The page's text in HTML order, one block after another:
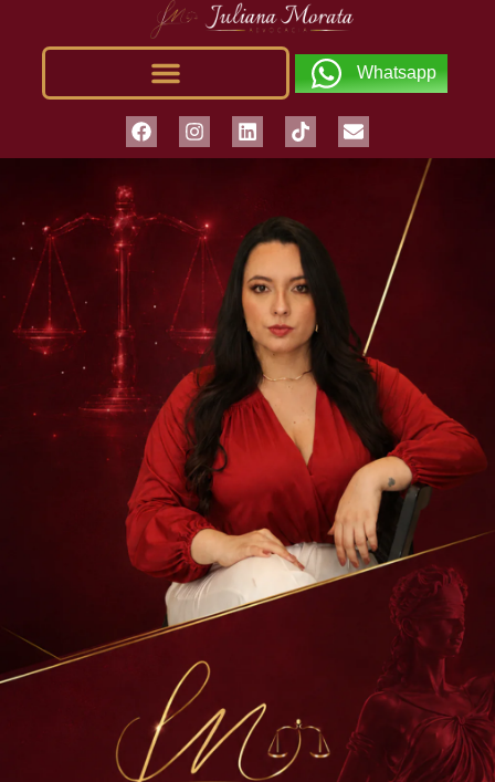
Whatsapp